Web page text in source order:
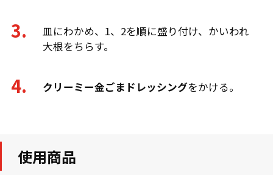
皿にわかめ、1、2を順に盛り付け、かいわれ
大根をちらす。
クリーミー金ごまドレッシングをかける。
使用商品